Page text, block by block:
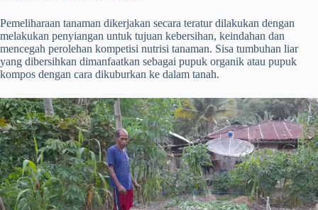
Pemeliharaan tanaman dikerjakan secara teratur dilakukan dengan
melakukan penyiangan untuk tujuan kebersihan, keindahan dan
mencegah perolehan kompetisi nutrisi tanaman. Sisa tumbuhan liar
yang dibersihkan dimanfaatkan sebagai pupuk organik atau pupuk
kompos dengan cara dikuburkan ke dalam tanah.